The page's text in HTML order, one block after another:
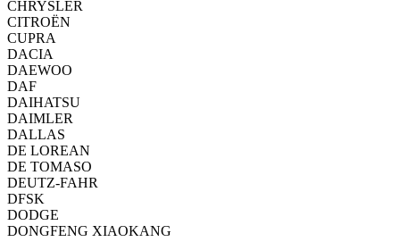
CHRYSLER
CITROËN
CUPRA
DACIA
DAEWOO
DAF
DAIHATSU
DAIMLER
DALLAS
DE LOREAN
DE TOMASO
DEUTZ-FAHR
DFSK
DODGE
DONGFENG XIAOKANG